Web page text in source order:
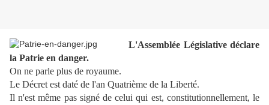
L'Assemblée Législative déclare
la Patrie en danger.
On ne parle plus de royaume.
Le Décret est daté de l'an Quatrième de la Liberté.
Il n'est même pas signé de celui qui est, constitutionnellement, le